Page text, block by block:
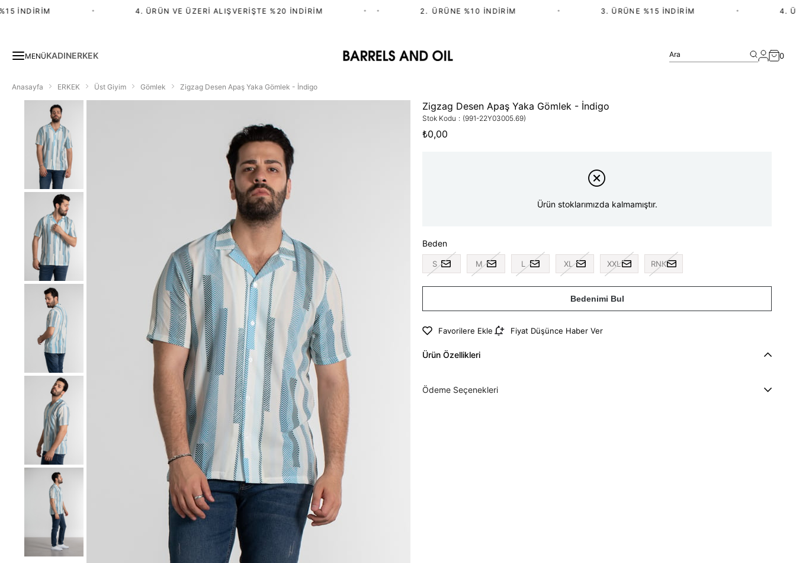
İNDIRIM 4. ÜRÜN VE ÜZERI ALIŞVERIŞTE %20 İNDIRIM • 2.⁠ ⁠ÜRÜNE %10 İNDIRIM 3. ÜRÜNE %15 İNDIRIM 4.
MENÜKADINERKEK Ara 0
Anasayfa ERKEK Üst Giyim Gömlek Zigzag Desen Apaş Yaka Gömlek - İndigo
Zigzag Desen Apaş Yaka Gömlek - İndigo
Stok Kodu (991-22Y03005.69)
₺0,00
Ürün stoklarımızda kalmamıştır.
Beden
S M L XL XXL RNK
Bedenimi Bul
Favorilere Ekle Fiyat Düşünce Haber Ver
Ürün Özellikleri
Ödeme Seçenekleri